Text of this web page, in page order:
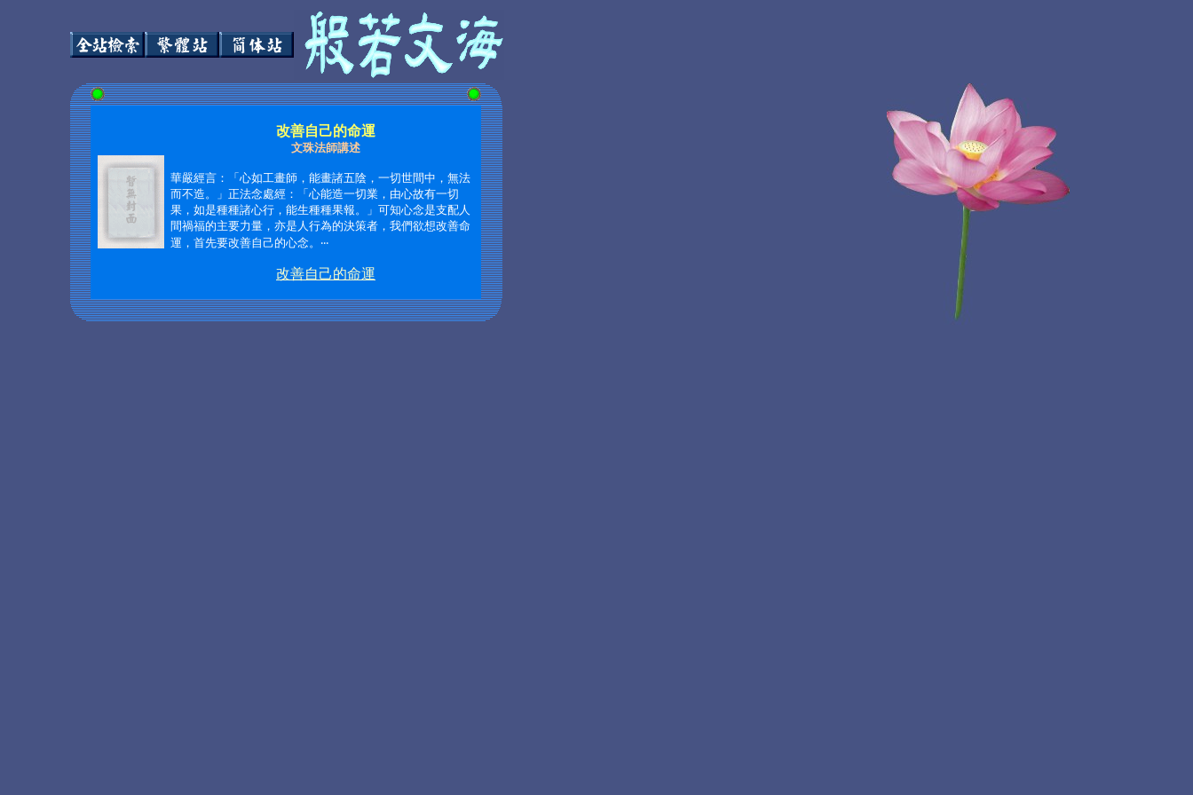
改善自己的命運
文珠法師講述
華嚴經言：「心如工畫師，能畫諸五陰，一切世間中，無法
而不造。」正法念處經：「心能造一切業，由心故有一切
果，如是種種諸心行，能生種種果報。」可知心念是支配人
間禍福的主要力量，亦是人行為的決策者，我們欲想改善命
運，首先要改善自己的心念。 ‧‧‧
改善自己的命運